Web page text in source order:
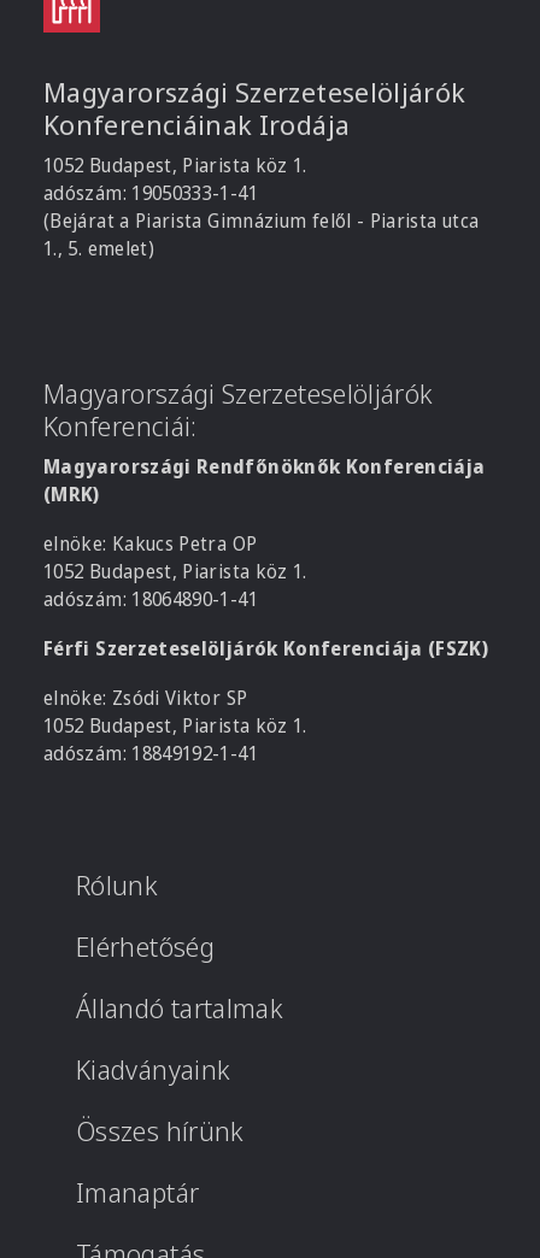
Magyarországi Szerzeteselöljárók
Konferenciáinak Irodája
1052 Budapest, Piarista köz 1.
adószám: 19050333-1-41
(Bejárat a Piarista Gimnázium felől - Piarista utca
1., 5. emelet)
Magyarországi Szerzeteselöljárók
Konferenciái:
Magyarországi Rendfőnöknők Konferenciája
(MRK)
elnöke: Kakucs Petra OP
1052 Budapest, Piarista köz 1.
adószám: 18064890-1-41
Férfi Szerzeteselöljárók Konferenciája (FSZK)
elnöke: Zsódi Viktor SP
1052 Budapest, Piarista köz 1.
adószám: 18849192-1-41
Rólunk
Elérhetőség
Állandó tartalmak
Kiadványaink
Összes hírünk
Imanaptár